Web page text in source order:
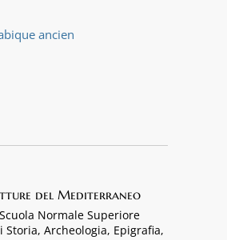
ancien
del Mediterraneo
Normale Superiore
Storia, Archeologia, Epigrafia,